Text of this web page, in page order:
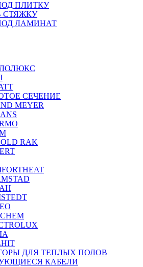
ПЛИТКУ
СТЯЖКУ
ЛАМИНАТ
СЕЧЕНИЕ
MEYER
RAK
ДЛЯ ТЕПЛЫХ ПОЛОВ
КАБЕЛИ